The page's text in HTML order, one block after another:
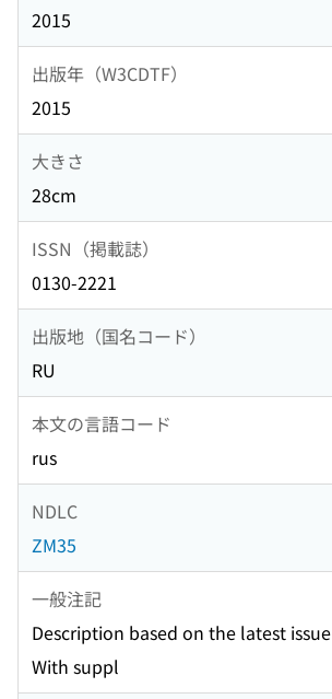
2015
出版年（W3CDTF）
2015
大きさ
28cm
ISSN（掲載誌）
0130-2221
出版地（国名コード）
RU
本文の言語コード
rus
NDLC
ZM35
一般注記
Description based on the latest issue
With suppl